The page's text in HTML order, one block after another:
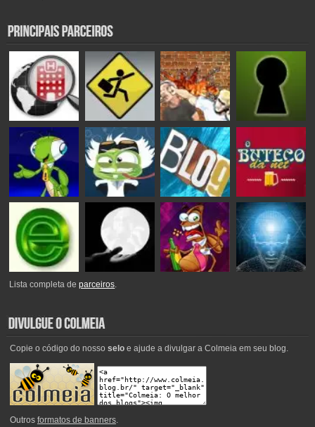
Lista completa deparceiros.
Copie o código do nosso seloe ajude a divulgar a Colmeia em seu blog.
Outros formatos de banners.